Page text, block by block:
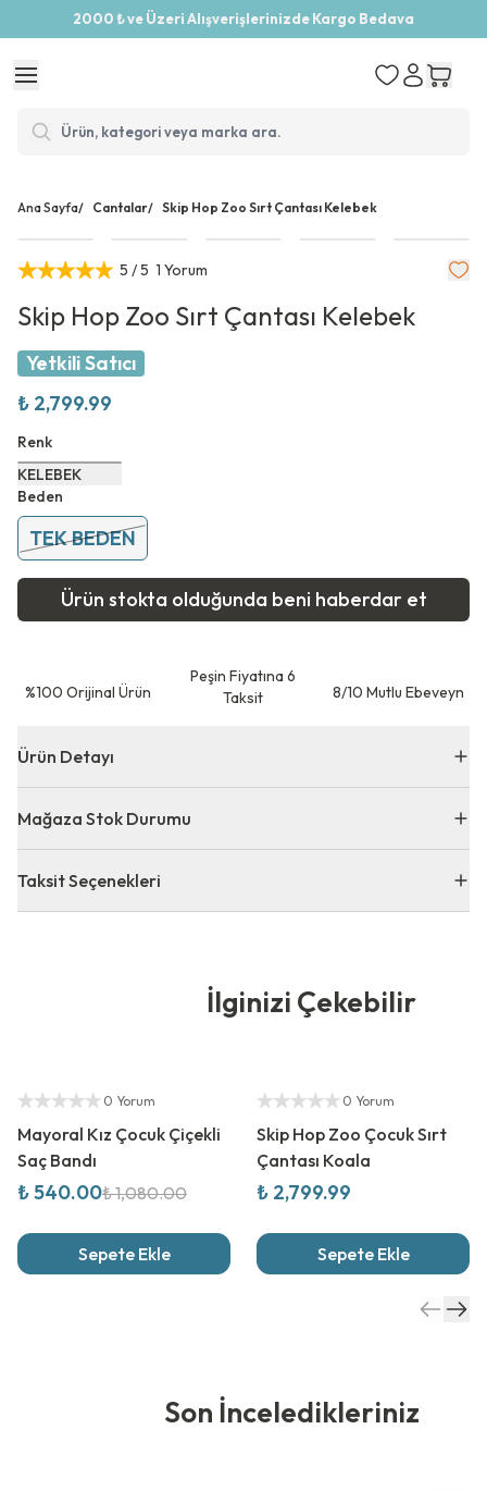
2000 ₺ ve Üzeri Alışverişlerinizde Kargo Bedava
Ana Sayfa/ Cantalar/ Skip Hop Zoo Sırt Çantası Kelebek
5 / 5 1 Yorum
Skip Hop Zoo Sırt Çantası Kelebek
Yetkili Satıcı
₺ 2,799.99
Renk
KELEBEK
Beden
TEK BEDEN
Ürün stokta olduğunda beni haberdar et
⁠%100 Orijinal Ürün
Peşin Fiyatına 6
Taksit
8/10 Mutlu Ebeveyn
Ürün Detayı
Mağaza Stok Durumu
Taksit Seçenekleri
İlginizi Çekebilir
Yetkili Satıcı
0 Yorum
Mayoral Kız Çocuk Çiçekli
Saç Bandı
₺ 540.00₺ 1,080.00
Sepete Ekle
0 Yorum
Skip Hop Zoo Çocuk Sırt
Çantası Koala
₺ 2,799.99
Sepete Ekle
Son İnceledikleriniz